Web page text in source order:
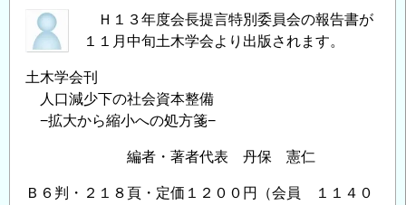
メ
ン
の
Ｈ１３年度会長提言特別委員会の報告書が
１１月中旬土木学会より出版されます。
土木学会刊
人口減少下の社会資本整備
−拡大から縮小への処方箋−
編者・著者代表 丹保 憲仁
Ｂ６判・２１８頁・定価１２００円（会員 １１４０